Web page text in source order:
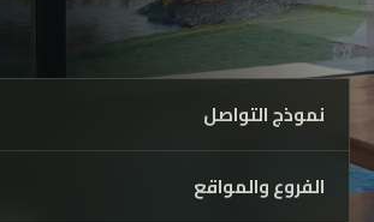
نموذج التواصل
الفروع والمواقع